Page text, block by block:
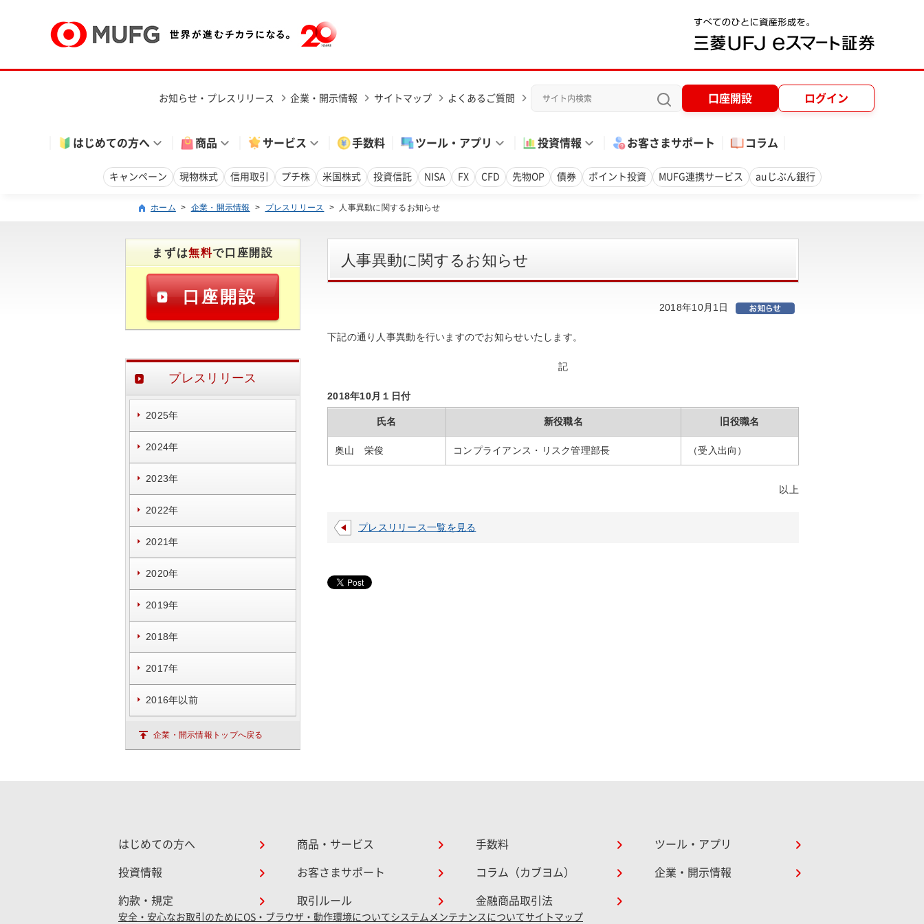
お知らせ・プレスリリース 企業・開示情報 サイトマップ よくあるご質問 口座開設 ログイン
はじめての方へ 商品 サービス 手数料 ツール・アプリ 投資情報 お客さまサポート コラム
キャンペーン 現物株式 信用取引 プチ株 米国株式 投資信託 NISA FX CFD 先物OP 債券 ポイント投資 MUFG連携サービス auじぶん銀行
ホーム > 企業・開示情報 > プレスリリース > 人事異動に関するお知らせ
人事異動に関するお知らせ
2018年10月1日
下記の通り人事異動を行いますのでお知らせいたします。
記
2018年10月１日付
氏名 新役職名 旧役職名
奥山 栄俊 コンプライアンス・リスク管理部長 （受入出向）
以上
プレスリリース一覧を見る
まずは無料で口座開設
口座開設
プレスリリース
2025年
2024年
2023年
2022年
2021年
2020年
2019年
2018年
2017年
2016年以前
企業・開示情報トップへ戻る
はじめての方へ 商品・サービス 手数料 ツール・アプリ
投資情報 お客さまサポート コラム（カブヨム） 企業・開示情報
約款・規定 取引ルール 金融商品取引法
安全・安心なお取引のためにOS・ブラウザ・動作環境についてシステムメンテナンスについてサイトマップ